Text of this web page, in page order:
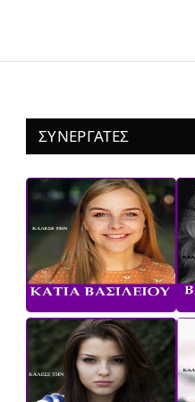
ΣΥΝΕΡΓΑΤΕΣ